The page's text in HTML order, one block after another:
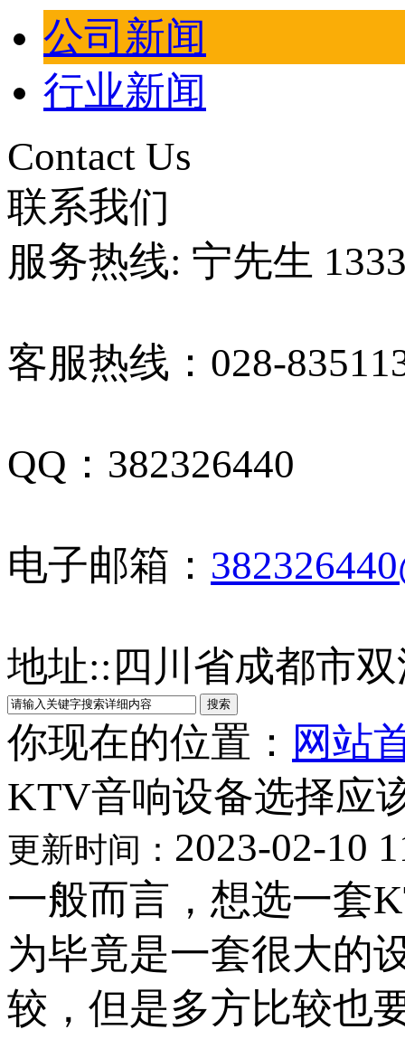
公司新闻
行业新闻
Contact Us
联系我们
服务热线: 宁先生
客服热线：028-
QQ：382326440
电子邮箱：
地址:: 四川省成都市
你现在的位置： 网站
KTV音响设备选择应
更新时间： 2023-02-10
一般而言，想选一套
为毕竟是一套很大的
较，但是多方比较也